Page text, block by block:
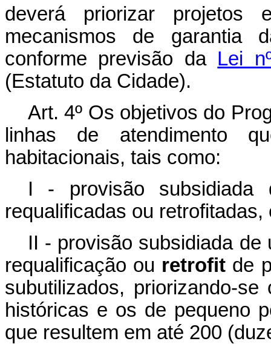
deverá priorizar projetos
mecanismos de garantia
conforme previsão da Lei
(Estatuto da Cidade).
Art. 4º Os objetivos do
linhas de atendimento
habitacionais, tais como:
I - provisão subsidiada
requalificadas ou
II - provisão subsidiada de
requalificação ou retrofit de
subutilizados, priorizando-
históricas e os de pequeno
que resultem em até 200